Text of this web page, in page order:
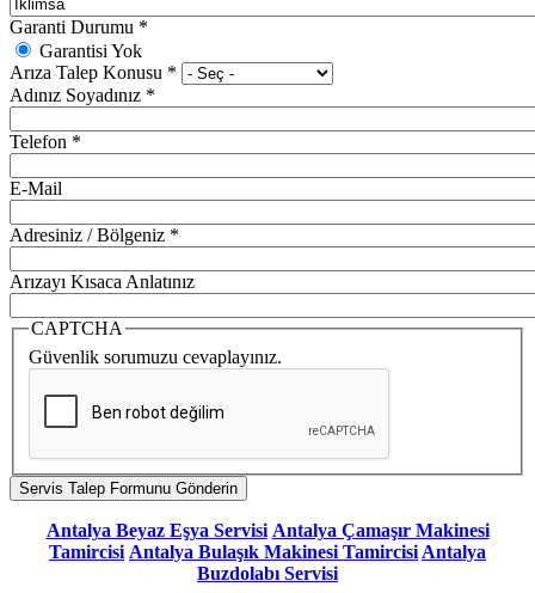
Garanti Durumu *
Garantisi Yok
Arıza Talep Konusu *
Adınız Soyadınız *
Telefon *
E-Mail
Adresiniz / Bölgeniz *
Arızayı Kısaca Anlatınız
CAPTCHA
Güvenlik sorumuzu cevaplayınız.
Antalya Beyaz Eşya Servisi Antalya Çamaşır Makinesi
Tamircisi Antalya Bulaşık Makinesi Tamircisi Antalya
Buzdolabı Servisi